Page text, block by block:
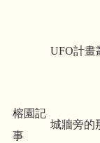
UFO計畫
榕園記
事
城牆旁的